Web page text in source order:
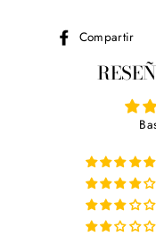
Compartir